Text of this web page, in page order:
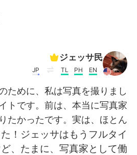
ジェッサ民
EN
PH
TL
JP
ために、私は写真を撮りまし
トです。前は、本当に写真家
たかったです。実は、ほとん
！ジェッサはもうフルタイ
、たまに、写真家として働